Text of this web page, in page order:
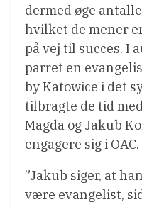
dermed øge
hvilket de mener
på vej til succes. I
parret en
by Katowice i det
tilbragte de tid
Magda og Jakub
engagere sig i OAC.
”Jakub siger, at
være evangelist,